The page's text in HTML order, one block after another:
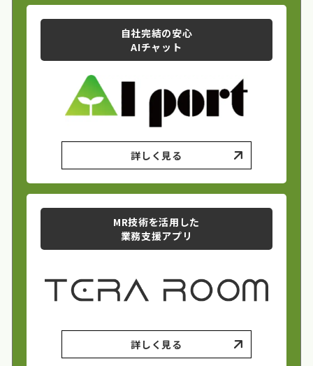
自社完結の安心
AIチャット
詳しく見る
MR技術を活用した
業務支援アプリ
詳しく見る